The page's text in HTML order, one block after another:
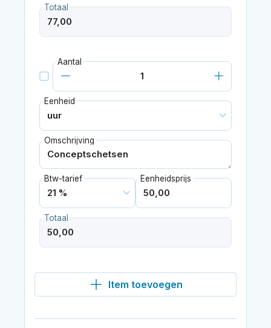
Totaal
Aantal
Eenheid
Omschrijving
Btw-tarief Eenheidsprijs
Totaal
Item toevoegen